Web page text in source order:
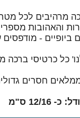
מרהיבים לכל
והאהובות מספרי
ביופיים -
כל כרטיסי ברכה
חסרים
כ- 12/16 ס"מ